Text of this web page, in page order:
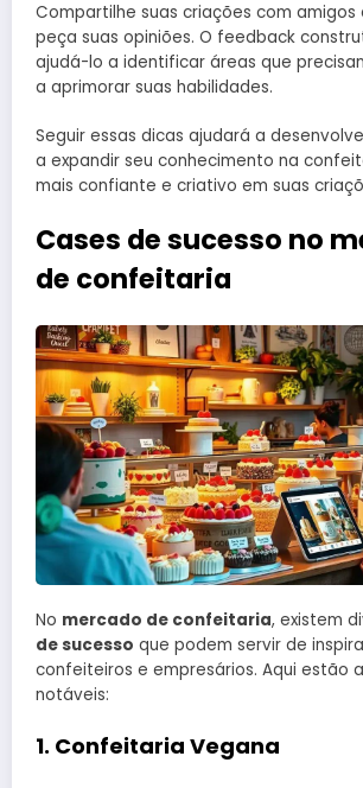
Compartilhe suas criações com amigos
peça suas opiniões. O feedback
ajudá-lo a identificar áreas que
a aprimorar suas habilidades.
Seguir essas dicas ajudará a
a expandir seu conhecimento na
mais confiante e criativo em suas
Cases de sucesso no
de confeitaria
No mercado de confeitaria, existem
de sucesso que podem servir de
confeiteiros e empresários. Aqui estão
notáveis:
1. Confeitaria Vegana